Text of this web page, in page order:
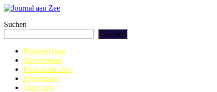
Zum
springen
Journal aan Zee
Suchen
Suchen
Blogbeiträge
Abonnieren
Podcastarchiv
Programm
Über uns